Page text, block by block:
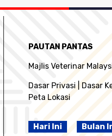
PAUTAN PANTAS
Majlis Veterinar
Dasar Privasi Dasar
Peta Lokasi
Hari Ini Bulan